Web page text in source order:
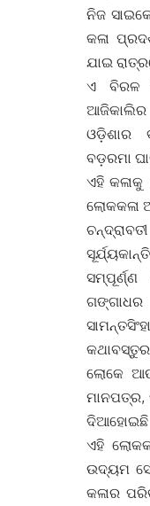
ନିଜ
କଳା
ଯାଇ
ଏ ବିରଳ
ଓଡ଼ିଶାର
ବଡ଼ରମା
ଏହି କଳାକୁ
ଲୋକକଳା
ଲୋକେ
ମାନପତ୍ର,
ଦିଆହୋଇଛି
ଏହି
ଉଦ୍ୟମ
କଳାର